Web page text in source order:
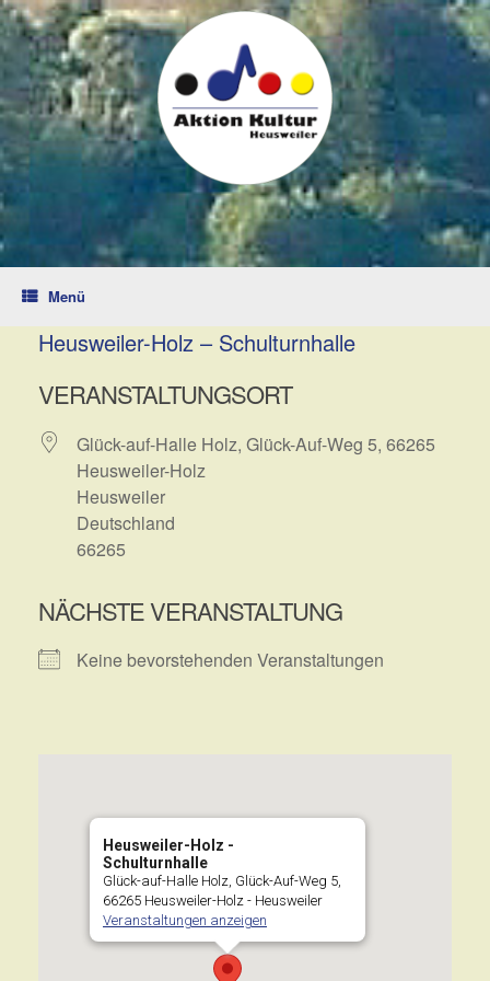
Zum
Inhalt
springen
Menü
Heusweiler-Holz – Schulturnhalle
VERANSTALTUNGSORT
Glück-auf-Halle Holz, Glück-Auf-Weg 5, 66265
Heusweiler-Holz
Heusweiler
Deutschland
66265
NÄCHSTE VERANSTALTUNG
Keine bevorstehenden Veranstaltungen
Heusweiler-Holz -
Schulturnhalle
Glück-auf-Halle Holz, Glück-Auf-Weg 5,
66265 Heusweiler-Holz - Heusweiler
Veranstaltungen anzeigen